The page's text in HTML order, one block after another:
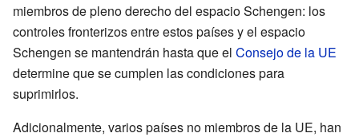
miembros de pleno derecho del espacio Schengen: los
controles fronterizos entre estos países y el espacio
Schengen se mantendrán hasta que el Consejo de la UE
determine que se cumplen las condiciones para
suprimirlos.
Adicionalmente, varios países no miembros de la UE, han